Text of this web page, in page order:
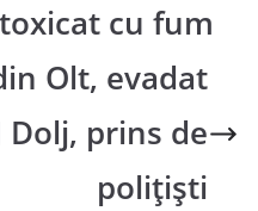
cu fum
Olt, evadat
Dolj, prins de
polițiști